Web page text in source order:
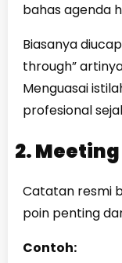
bahas agenda
Biasanya
through”
Menguasai
profesional
2.
Catatan resmi
poin penting
Contoh: